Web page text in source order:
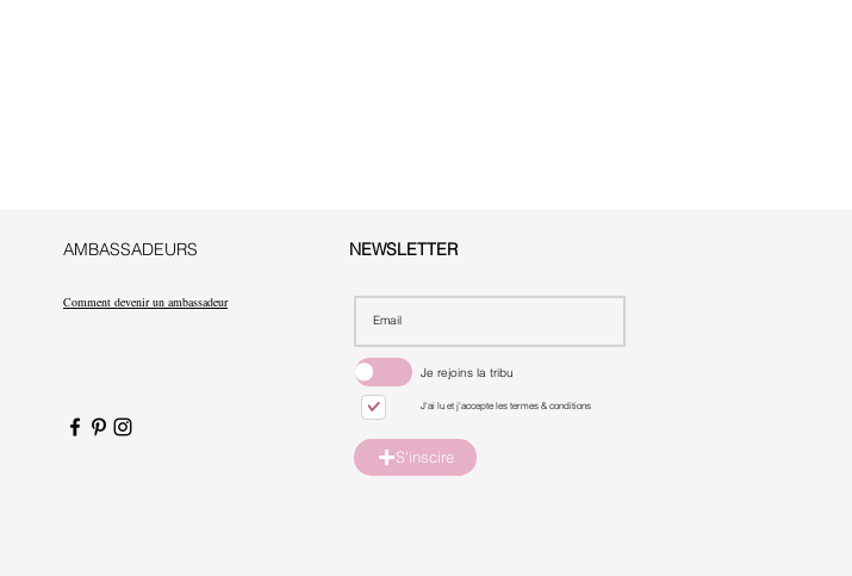
AMBASSADEURS
Comment devenir un ambassadeur
NEWSLETTER
J'ai lu et j'accepte les termes & conditions
Je rejoins la tribu
S'inscire